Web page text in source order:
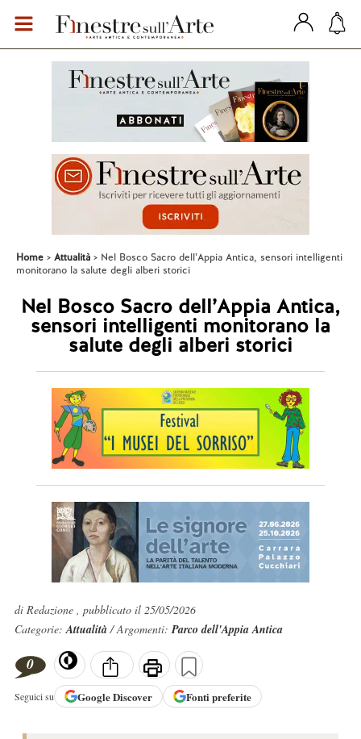
Home Attualità
Nel Bosco Sacro dell’Appia Antica, sensori intelligenti
monitorano la salute degli alberi storici
Nel Bosco Sacro dell’Appia Antica,
sensori intelligenti monitorano la
salute degli alberi storici
di Redazione , pubblicato il 25/05/2026
Categorie:Attualità/ Argomenti:Parco dell'Appia Antica
0
Seguici su GoogleDiscover Fonti preferite